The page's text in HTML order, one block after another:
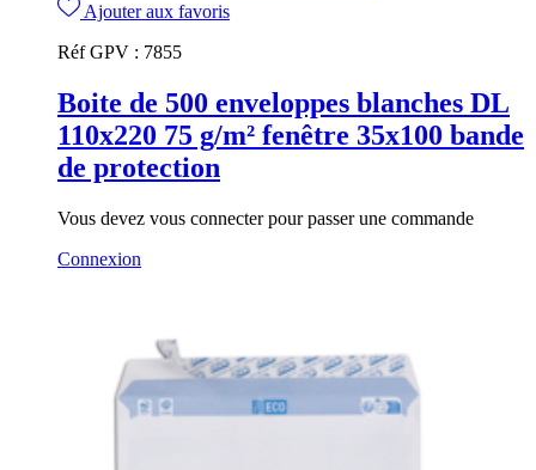
Ajouter aux favoris
Réf GPV : 7855
Boite de 500 enveloppes blanches DL
110x220 75 g/m² fenêtre 35x100 bande
de protection
Vous devez vous connecter pour passer une commande
Connexion